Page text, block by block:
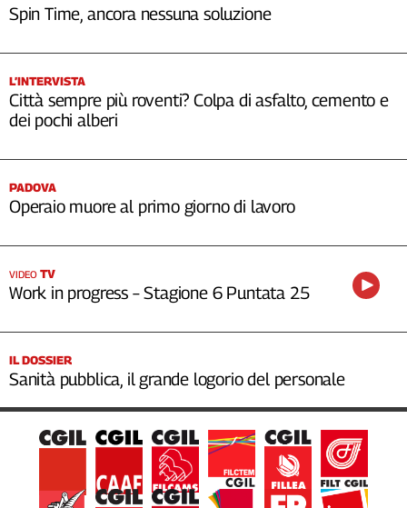
Spin Time, ancora nessuna soluzione
L’INTERVISTA
Città sempre più roventi? Colpa di asfalto, cemento e
dei pochi alberi
PADOVA
Operaio muore al primo giorno di lavoro
VIDEO TV
Work in progress – Stagione 6 Puntata 25
IL DOSSIER
Sanità pubblica, il grande logorio del personale